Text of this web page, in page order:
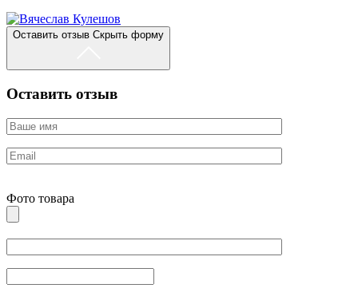
Оставить отзыв Скрыть форму
Оставить отзыв
Фото товара